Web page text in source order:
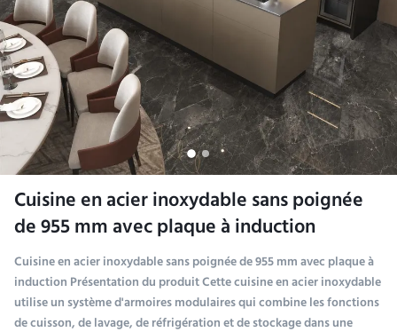
Cuisine en acier inoxydable sans poignée
de 955 mm avec plaque à induction
Cuisine en acier inoxydable sans poignée de 955 mm avec plaque à
induction Présentation du produit Cette cuisine en acier inoxydable
utilise un système d'armoires modulaires qui combine les fonctions
de cuisson, de lavage, de réfrigération et de stockage dans une